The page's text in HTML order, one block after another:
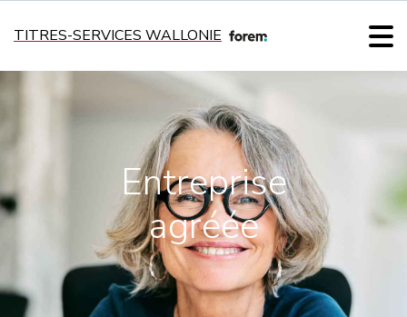
TITRES-SERVICES WALLONIE
Entreprise
agréée